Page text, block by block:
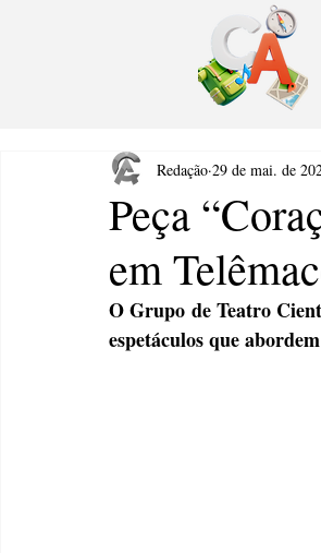
Peça
em
Redação 29 de mai. de
O Grupo de Teatro
espetáculos que